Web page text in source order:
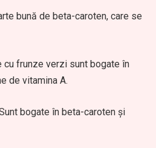
bună de beta-caroten, care se
cu frunze verzi sunt bogate în
de vitamina A.
bogate în beta-caroten și